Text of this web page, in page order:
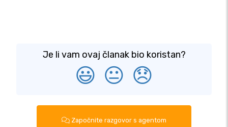
Je li vam ovaj članak bio koristan?
😃 😐 😞
Započnite razgovor s agentom